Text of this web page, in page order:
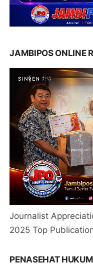
JAMBIPOS ONLINE
Journalist
2025 Top
PENASEHAT